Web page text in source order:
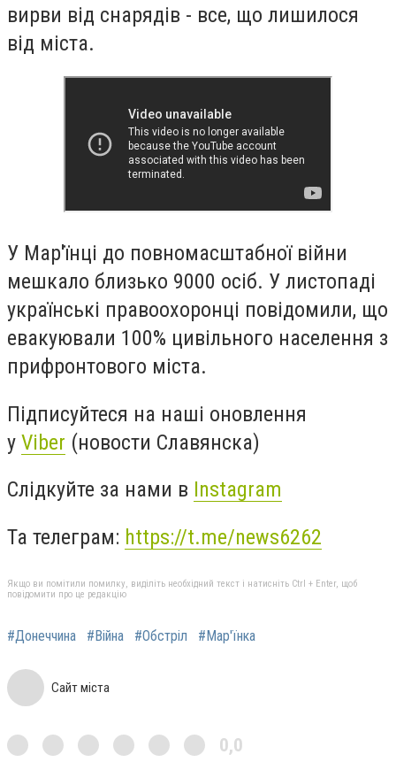
вирви від снарядів - все, що лишилося
від міста.
У Мар'їнці до повномасштабної війни
мешкало близько 9000 осіб. У листопаді
українські правоохоронці повідомили, що
евакуювали 100% цивільного населення з
прифронтового міста.
Підписуйтеся на наші оновлення
у Viber (новости Славянска)
Слідкуйте за нами в Instagram
Та телеграм: https://t.me/news6262
Якщо ви помітили помилку, виділіть необхідний текст і натисніть Ctrl + Enter, щоб
повідомити про це редакцію
#Донеччина #Війна #Обстріл #Мар'їнка
Сайт міста
0,0